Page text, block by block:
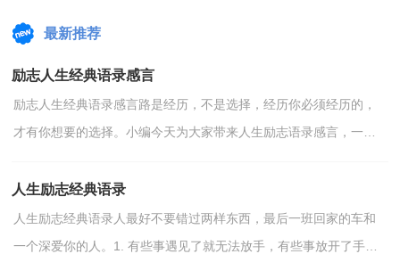
最新推荐
励志人生经典语录感言
励志人生经典语录感言路是经历，不是选择，经历你必须经历的，
才有你想要的选择。小编今天为大家带来人生励志语录感言，一起
人生励志经典语录
人生励志经典语录人最好不要错过两样东西，最后一班回家的车和
一个深爱你的人。1. 有些事遇见了就无法放手，有些事放开了手就